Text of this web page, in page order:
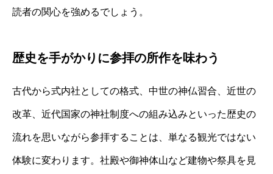
読者の関心を強めるでしょう。
歴史を手がかりに参拝の所作を味わう
古代から式内社としての格式、中世の神仏習合、近世の
改革、近代国家の神社制度への組み込みといった歴史の
流れを思いながら参拝することは、単なる観光ではない
体験に変わります。社殿や御神体山など建物や祭具を見